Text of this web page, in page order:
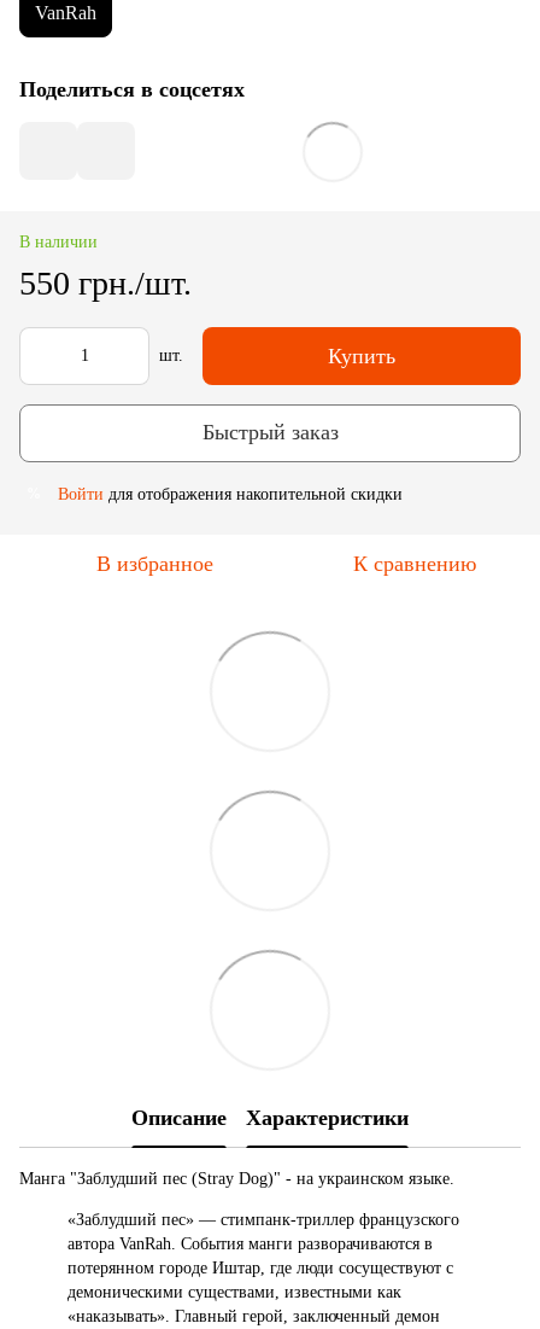
VanRah
Поделиться в соцсетях
В наличии
550 грн./шт.
шт. Купить
Быстрый заказ
Войти для отображения накопительной скидки
В избранное К сравнению
Описание Характеристики
Манга "Заблудший пес (Stray Dog)" - на украинском языке.
«Заблудший пес» — стимпанк-триллер французского
автора VanRah. События манги разворачиваются в
потерянном городе Иштар, где люди сосуществуют с
демоническими существами, известными как
«наказывать». Главный герой, заключенный демон